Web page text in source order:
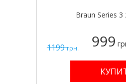
1199грн.
Braun Series 3
999